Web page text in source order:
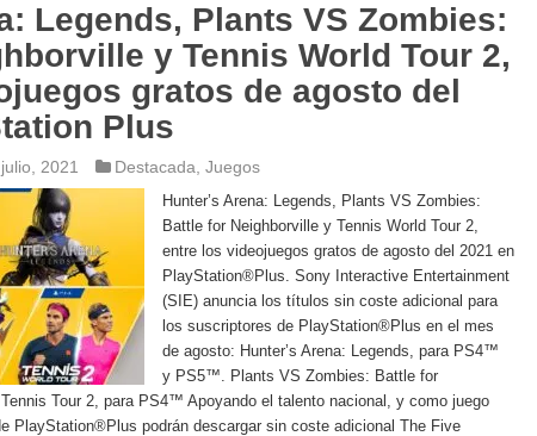
Legends, Plants VS Zombies:
y Tennis World Tour 2,
gratos de agosto del
Plus
2021 Destacada Juegos
Hunter’s Arena: Legends, Plants VS Zombies:
Battle for Neighborville y Tennis World Tour 2,
entre los videojuegos gratos de agosto del 2021 en
PlayStation®Plus. Sony Interactive Entertainment
(SIE) anuncia los títulos sin coste adicional para
los suscriptores de PlayStation®Plus en el mes
de agosto: Hunter’s Arena: Legends, para PS4™
y PS5™. Plants VS Zombies: Battle for
Tour 2, para PS4™ Apoyando el talento nacional, y como juego
PlayStation®Plus podrán descargar sin coste adicional The Five